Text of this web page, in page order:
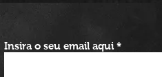
Insira o seu email aqui